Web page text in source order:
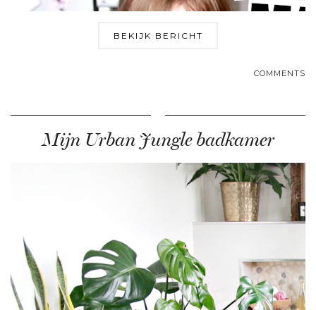
BEKIJK BERICHT
COMMENTS
Mijn Urban Jungle badkamer